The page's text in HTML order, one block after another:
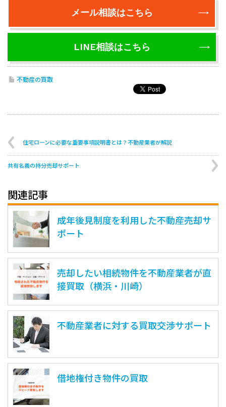
メール相談はこちら
LINE相談はこちら
不動産の買取
住宅ローンに必要な重要事項説明書とは？不動産業者が解説
共有名義の持分売却サポート
関連記事
成年後見制度を利用した不動産売却サ
ポート
売却したい相続物件を不動産業者が直
接買取（横浜・川崎）
不動産業者に対する買取交渉サポート
借地権付き物件の買取